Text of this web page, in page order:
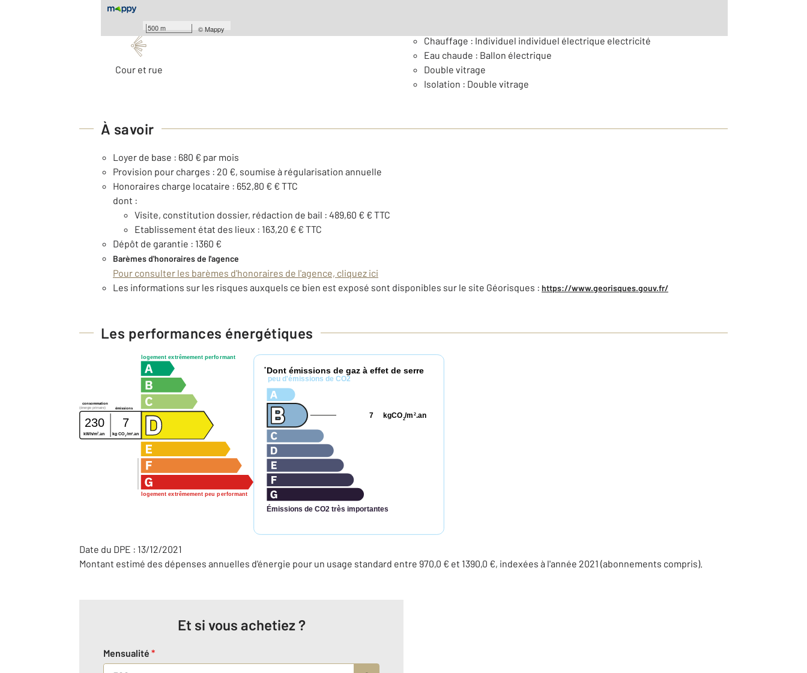
500 m ©Mappy
Cour et rue
Chauffage : Individuel individuel électrique electricité
Eau chaude : Ballon électrique
Double vitrage
Isolation : Double vitrage
À savoir
Loyer de base : 680 € par mois
Provision pour charges : 20 €, soumise à régularisation annuelle
Honoraires charge locataire : 652,80 € € TTC
dont :
Visite, constitution dossier, rédaction de bail : 489,60 € € TTC
Etablissement état des lieux : 163,20 € € TTC
Dépôt de garantie : 1360 €
Barèmes d'honoraires de l'agence
Pour consulter les barèmes d'honoraires de l'agence, cliquez ici
Les informations sur les risques auxquels ce bien est exposé sont disponibles sur le site Géorisques : https://www.georisques.gouv.fr/
Les performances énergétiques
logement extrêmement performant
logement extrêmement peu performant
consommation
émissions
(énergie primaire)
230 7
kWh/m2 .an kg CO2 /m2 .an
* Dont émissions de gaz à effet de serre
peu d'émissions de CO2
Émissions de CO2 très importantes
kgCO2/m 2.an
7
Date du DPE : 13/12/2021
Montant estimé des dépenses annuelles d'énergie pour un usage standard entre 970,0 € et 1390,0 €, indexées à l'année 2021 (abonnements compris).
Et si vous achetiez ?
Mensualité *